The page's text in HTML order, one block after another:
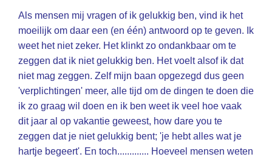
Als mensen mij vragen of ik gelukkig ben, vind ik het
moeilijk om daar een (en één) antwoord op te geven. Ik
weet het niet zeker. Het klinkt zo ondankbaar om te
zeggen dat ik niet gelukkig ben. Het voelt alsof ik dat
niet mag zeggen. Zelf mijn baan opgezegd dus geen
'verplichtingen' meer, alle tijd om de dingen te doen die
ik zo graag wil doen en ik ben weet ik veel hoe vaak
dit jaar al op vakantie geweest, how dare you te
zeggen dat je niet gelukkig bent; 'je hebt alles wat je
hartje begeert'. En toch............. Hoeveel mensen weten